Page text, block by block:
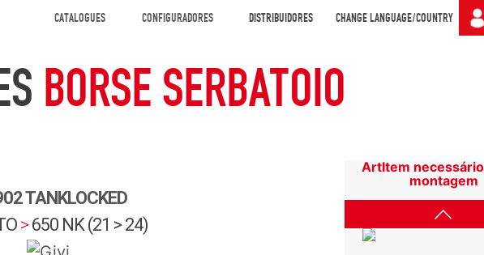
CATALOGUES CONFIGURADORES DISTRIBUIDORES CHANGE LANGUAGE/COUNTRY
BORSE SERBATOIO
TANKLOCKED
> 650 NK (21 > 24)
ArtItem
montagem